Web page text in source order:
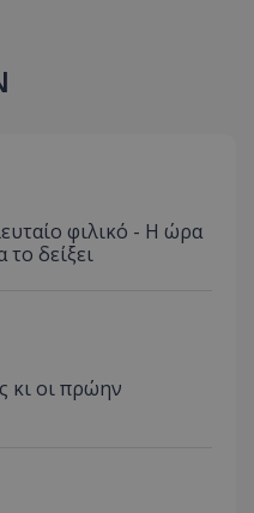
φιλικό - Η ώρα
το δείξει
κι οι πρώην